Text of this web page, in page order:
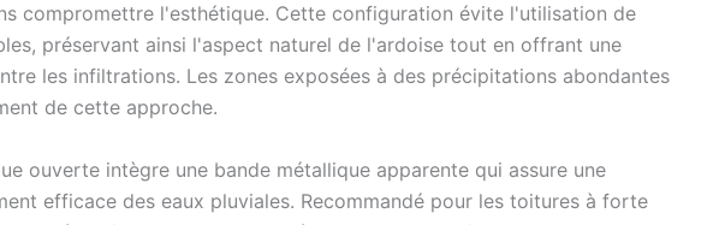
compromettre l'esthétique. Cette configuration évite l'utilisation de
préservant ainsi l'aspect naturel de l'ardoise tout en offrant une
les infiltrations. Les zones exposées à des précipitations abondantes
de cette approche.
ouverte intègre une bande métallique apparente qui assure une
efficace des eaux pluviales. Recommandé pour les toitures à forte